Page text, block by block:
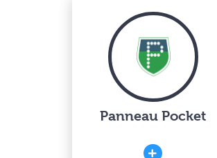
Panneau Pocket